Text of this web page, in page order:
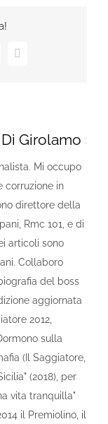
Email
Girolamo
Mi occupo
corruzione in
direttore della
Rmc 101, e di
articoli sono
Collaboro
del boss
aggiornata
2012,
sulla
(Il Saggiatore,
(2018), per
vita tranquilla"
il Premiolino, il